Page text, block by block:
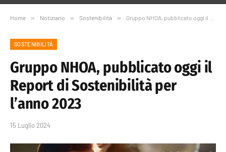
Home » Notiziario » Sostenibilità » Gruppo NHOA, pubblicato oggi il Report di Sostenibilità per l’anno 2023
SOSTENIBILITÀ
Gruppo NHOA, pubblicato oggi il
Report di Sostenibilità per
l’anno 2023
15 Luglio 2024